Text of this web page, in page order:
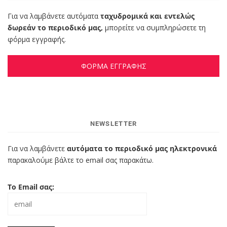
Για να λαμβάνετε αυτόματα ταχυδρομικά και εντελώς
δωρεάν το περιοδικό μας, μπορείτε να συμπληρώσετε τη
φόρμα εγγραφής.
ΦΟΡΜΑ ΕΓΓΡΑΦΗΣ
NEWSLETTER
Για να λαμβάνετε αυτόματα το περιοδικό μας ηλεκτρονικά
παρακαλούμε βάλτε το email σας παρακάτω.
Το Email σας: